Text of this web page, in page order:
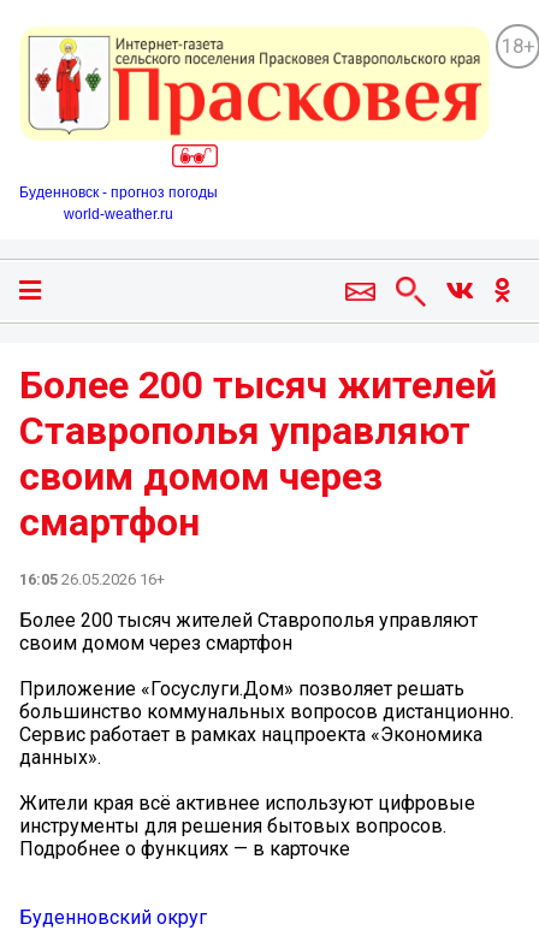
18+
Буденновск - прогноз погоды
world-weather.ru
Более 200 тысяч жителей
Ставрополья управляют
своим домом через
смартфон
16:05 26.05.2026 16+
Более 200 тысяч жителей Ставрополья управляют
своим домом через смартфон
Приложение «Госуслуги.Дом» позволяет решать
большинство коммунальных вопросов дистанционно.
Сервис работает в рамках нацпроекта «Экономика
данных».
Жители края всё активнее используют цифровые
инструменты для решения бытовых вопросов.
Подробнее о функциях — в карточке ️
Буденновский округ